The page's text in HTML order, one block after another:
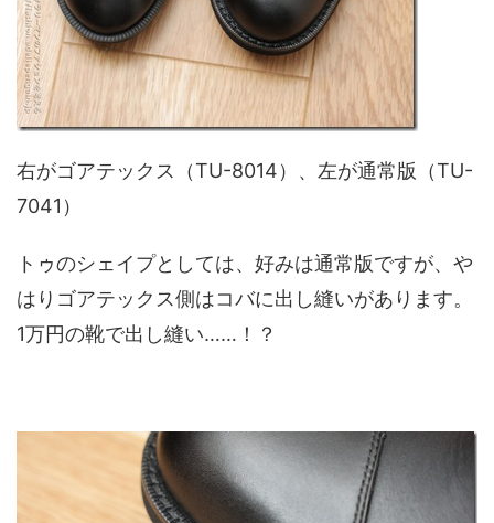
右がゴアテックス（TU-8014）、左が通常版（TU-
7041）
トゥのシェイプとしては、好みは通常版ですが、や
はりゴアテックス側はコバに出し縫いがあります。
1万円の靴で出し縫い……！？